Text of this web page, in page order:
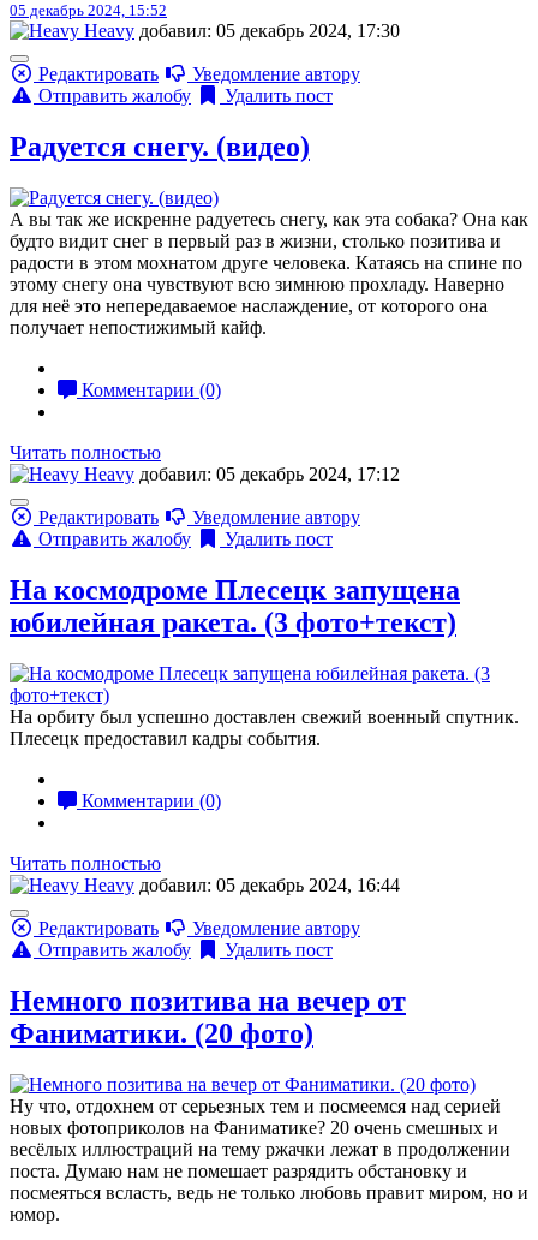
05 декабрь 2024, 15:52
Heavy добавил: 05 декабрь 2024, 17:30
Редактировать
Уведомление автору
Отправить жалобу
Удалить пост
Радуется снегу. (видео)
А вы так же искренне радуетесь снегу, как эта собака? Она как
будто видит снег в первый раз в жизни, столько позитива и
радости в этом мохнатом друге человека. Катаясь на спине по
этому снегу она чувствуют всю зимнюю прохладу. Наверно
для неё это непередаваемое наслаждение, от которого она
получает непостижимый кайф.
Комментарии (0)
Читать полностью
Heavy добавил: 05 декабрь 2024, 17:12
Редактировать
Уведомление автору
Отправить жалобу
Удалить пост
На космодроме Плесецк запущена
юбилейная ракета. (3 фото+текст)
На орбиту был успешно доставлен свежий военный спутник.
Плесецк предоставил кадры события.
Комментарии (0)
Читать полностью
Heavy добавил: 05 декабрь 2024, 16:44
Редактировать
Уведомление автору
Отправить жалобу
Удалить пост
Немного позитива на вечер от
Фаниматики. (20 фото)
Ну что, отдохнем от серьезных тем и посмеемся над серией
новых фотоприколов на Фаниматике? 20 очень смешных и
весёлых иллюстраций на тему ржачки лежат в продолжении
поста. Думаю нам не помешает разрядить обстановку и
посмеяться всласть, ведь не только любовь правит миром, но и
юмор.